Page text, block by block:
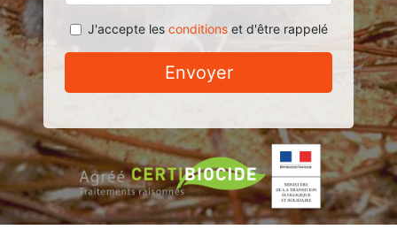
J'accepte les conditionset d'être rappelé
Envoyer